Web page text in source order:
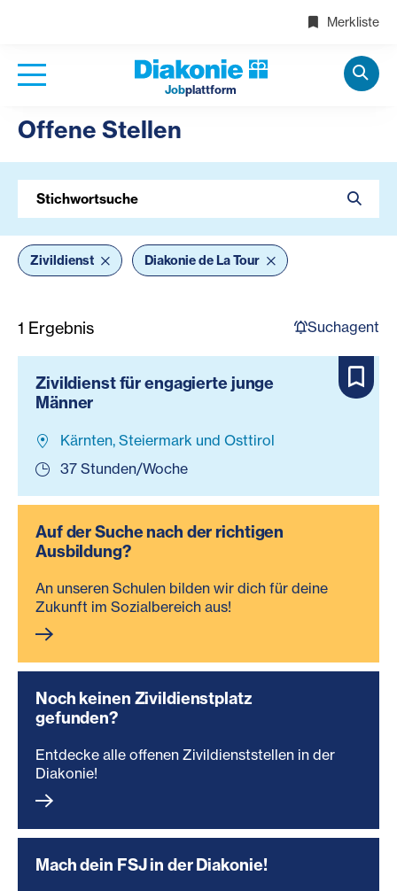
Merkliste
Jobplattform
Offene Stellen
Zivildienst Diakonie de La Tour
1 Ergebnis Suchagent
Zivildienst für engagierte junge
Männer
Kärnten, Steiermark und Osttirol
37 Stunden/Woche
Auf der Suche nach der richtigen
Ausbildung?
An unseren Schulen bilden wir dich für deine
Zukunft im Sozialbereich aus!
Noch keinen Zivildienstplatz
gefunden?
Entdecke alle offenen Zivildienststellen in der
Diakonie!
Mach dein FSJ in der Diakonie!